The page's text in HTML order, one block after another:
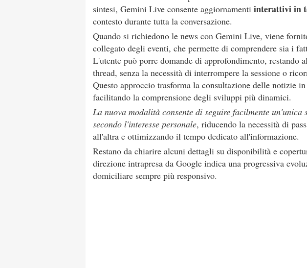
sintesi, Gemini Live consente aggiornamenti interattivi in
contesto durante tutta la conversazione.
Quando si richiedono le news con Gemini Live, viene
collegato degli eventi, che permette di comprendere sia i
L'utente può porre domande di approfondimento, restando
thread, senza la necessità di interrompere la sessione o
Questo approccio trasforma la consultazione delle notizie
facilitando la comprensione degli sviluppi più dinamici.
La nuova modalità consente di seguire facilmente
secondo l'interesse personale, riducendo la necessità di
all'altra e ottimizzando il tempo dedicato all'informazione.
Restano da chiarire alcuni dettagli su disponibilità e
direzione intrapresa da Google indica una progressiva
domiciliare sempre più responsivo.